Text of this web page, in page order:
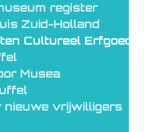
register
Zuid-Holland
Cultureel Erfgoed
Musea
nieuwe vrijwilligers